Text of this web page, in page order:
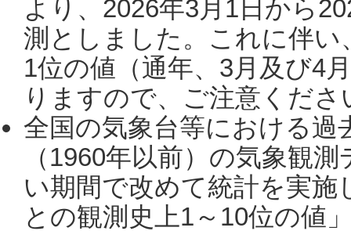
より、2026年3月1日から
測としました。これに伴い
1位の値（通年、3月及び4
りますので、ご注意くだ
全国の気象台等における過
（1960年以前）の気象観
い期間で改めて統計を実
との観測史上1～10位の値